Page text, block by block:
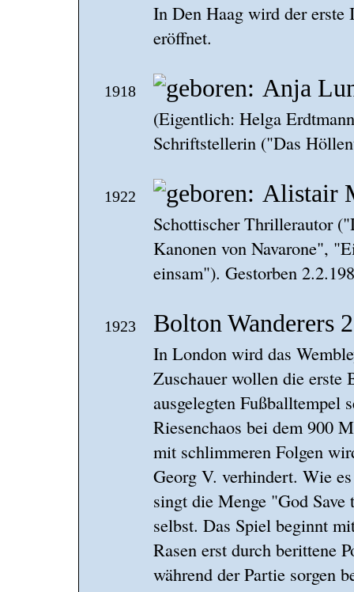
In Den Haag wird der erste
eröffnet.
1918 Anja
(Eigentlich: Helga
Schriftstellerin ("Das
1922 Alistair
Schottischer Thrillerautor
Kanonen von Navarone",
einsam"). Gestorben
1923 Bolton Wanderers
In London wird das
Zuschauer wollen die erste
ausgelegten Fußballtempel
Riesenchaos bei dem 900
mit schlimmeren Folgen
Georg V. verhindert. Wie
singt die Menge "God
selbst. Das Spiel beginnt
Rasen erst durch berittene
während der Partie sorgen